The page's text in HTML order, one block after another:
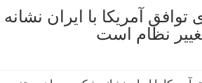
آمریکا با ایران نشانه
نظام است